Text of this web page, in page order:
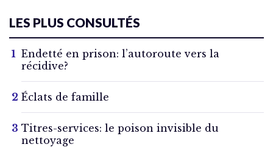
LES PLUS CONSULTÉS
Endetté en prison: l’autoroute vers la
récidive?
Éclats de famille
Titres-services: le poison invisible du
nettoyage